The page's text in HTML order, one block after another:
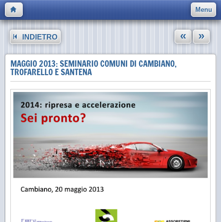
Menu
INDIETRO « »
MAGGIO 2013: SEMINARIO COMUNI DI CAMBIANO,
TROFARELLO E SANTENA